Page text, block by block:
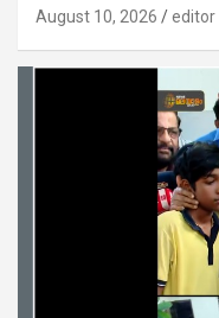
ഗ്രേറ്റർ
August 10, 2026 editor